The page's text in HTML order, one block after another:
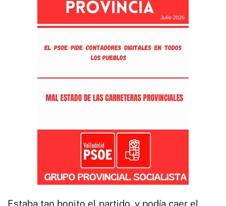
Estaba tan bonito el partido, y podía caer el